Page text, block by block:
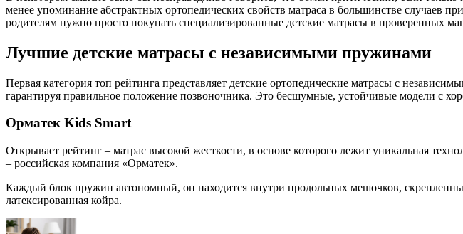
менее упоминание абстрактных ортопедических свойств матраса в большинстве случаев
родителям нужно просто покупать специализированные детские матрасы в проверенных
Лучшие детские матрасы с независимыми пружинами
Первая категория топ рейтинга представляет детские ортопедические матрасы с
гарантируя правильное положение позвоночника. Это бесшумные, устойчивые модели с
Орматек Kids Smart
Открывает рейтинг – матрас высокой жесткости, в основе которого лежит уникальная
– российская компания «Орматек».
Каждый блок пружин автономный, он находится внутри продольных мешочков,
латексированная койра.